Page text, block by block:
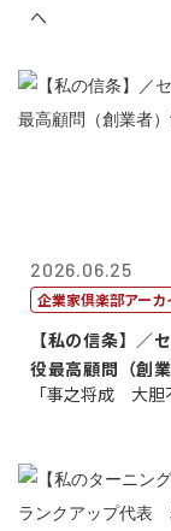
へ
2026.06.25
企業家倶楽部アーカ
【私の信条】／
役最高顧問（創
亮
「事之将成 大胆